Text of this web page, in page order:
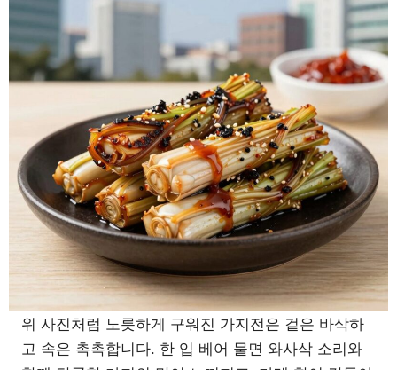
위 사진처럼 노릇하게 구워진 가지전은 겉은 바삭하
고 속은 촉촉합니다. 한 입 베어 물면 와사삭 소리와